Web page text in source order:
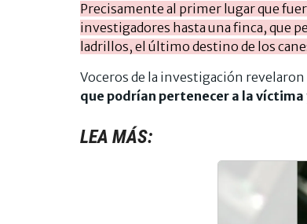
Precisamente al primer lugar que
investigadores hasta una finca, que
ladrillos, el último destino de los
Voceros de la investigación
que podrían pertenecer a la víctima
LEA MÁS: